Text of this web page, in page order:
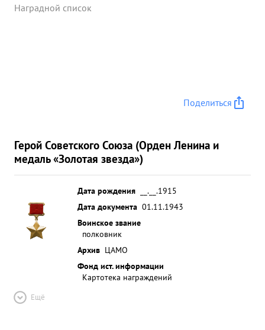
Наградной список
Поделиться
Герой Советского Союза (Орден Ленина и
медаль «Золотая звезда»)
Дата рождения
__.__.1915
Дата документа 01.11.1943
Воинское звание
полковник
Архив ЦАМО
Фонд ист. информации
Картотека награждений
Ещё